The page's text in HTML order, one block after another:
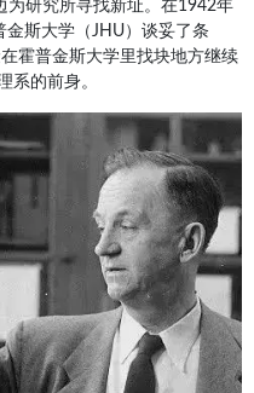
为研究所寻找新址。在1942年
斯大学（JHU）谈妥了条
霍普金斯大学里找块地方继续
系的前身。